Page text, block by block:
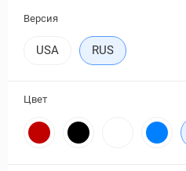
Версия
USA RUS
Цвет